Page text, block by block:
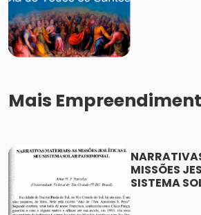
Mais
MISSÕES
SISTEMA